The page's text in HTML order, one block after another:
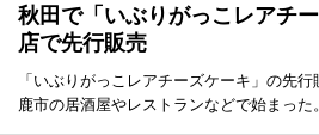
秋田で「いぶりがっこレアチ
店で先行販売
「いぶりがっこレアチーズケーキ」の先
鹿市の居酒屋やレストランなどで始まった。